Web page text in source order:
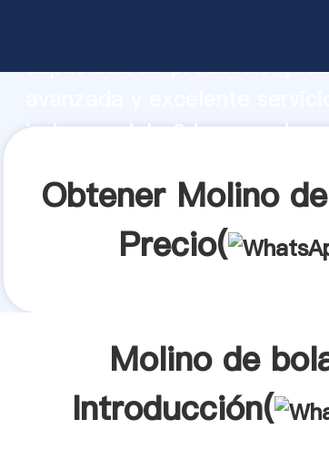
capacidad de producción,
bolas modelo 2d proveedor
Obtener Molino
Precio(
Molino de
Introducción(